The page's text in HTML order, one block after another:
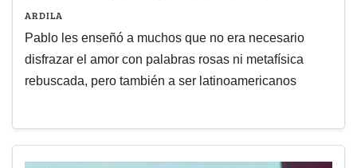
ARDILA
Pablo les enseñó a muchos que no era necesario
disfrazar el amor con palabras rosas ni metafísica
rebuscada, pero también a ser latinoamericanos